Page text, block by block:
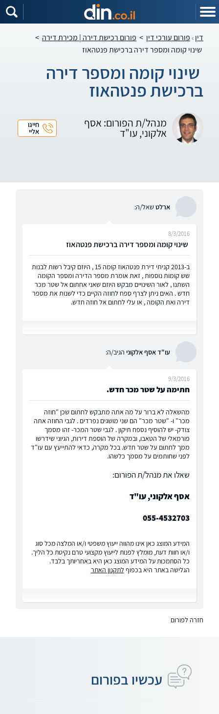
דין פורום עורכי דין > פורום רכישת דירה | מכירת דירה >
‏ ‏שינוי קומה ומספר דירה ברכישת פנטהאוז
‏ ‏שינוי קומה ומספר דירה
ברכישת פנטהאוז
מנהל/ת הפורום: אסף
אלקוני, עו"ד
חייגו
אליי
ארלטשאל/ה:
‏ ‏שינוי קומה ומספר דירה ברכישת פנטהאוז
8/3/2016
‏ב-2013 ‏‏קניתי דירת פנטהאוז קומה 15 , ‏היוזם קיבל רשות לבנות
שש קומות נוספות , ‏זאת אומרת מספר הדירה ומספר הקומה
השתנו , ‏לאור השינויים מבקש היוזם שאני אחתום אל שטר מכר
חדש . האים ניתן לצרף ‏ספח לחוזה הקיים כדי לשנות את מספר
דירה ואת הקומה , ‏או עלי לחתום אל חוזה חדש.
עו"ד אסף אלקוני הגיב/ה:
חתימה על שטר מכר חדש.
9/3/2016
מהשאלה לא ברור על מה אתה מתבקש לחתום שכן "חוזה
מכר" ו- "שטר מכר" הם שני מושגים נפרדים . לגבי החוזה אתה
צודק- יש להוסיף נספח תיקון . לגבי שטר המכר- זהו מסמך
פורמאלי של הטאבו, ובמקרה של הוספת דירות, הגיוני שידרשו
ממך לחתום על שטר חדש. בכל מקרה, כדאי להתייעץ עם עו"ד
לפני שחותמים על מסמך כלשהו.
שאלו את מנהל/ת הפורום:
אסף אלקוני, עו"ד
055-4532703
המידע המוצג כאן אינו מהווה ייעוץ משפטי ו/או המלצה מכל סוג
ו/או חוות דעת, מומלץ לפנות לייעוץ מקצועי טרם נקיטת כל הליך.
כל הסתמכות על המידע המוצג כאן היא באחריותך בלבד.
הגלישה באתר היא בכפוף לתקנון האתר
חזרה לפורום
עכשיו בפורום